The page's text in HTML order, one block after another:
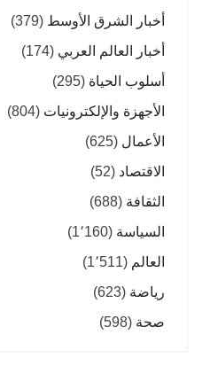
أخبار الشرق الأوسط (379)
أخبار العالم العربي (174)
أسلوب الحياة (295)
الأجهزة والإلكترونيات (804)
الأعمال (625)
الاقتصاد (52)
الثقافة (688)
السياسة (1٬160)
العالم (1٬511)
رياضة (623)
صحة (598)